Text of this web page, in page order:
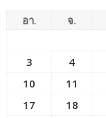
อา. จ.
3
4
10
11
17
18